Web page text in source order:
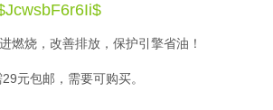
燃烧，改善排放，保护引擎省油！
元包邮，需要可购买。